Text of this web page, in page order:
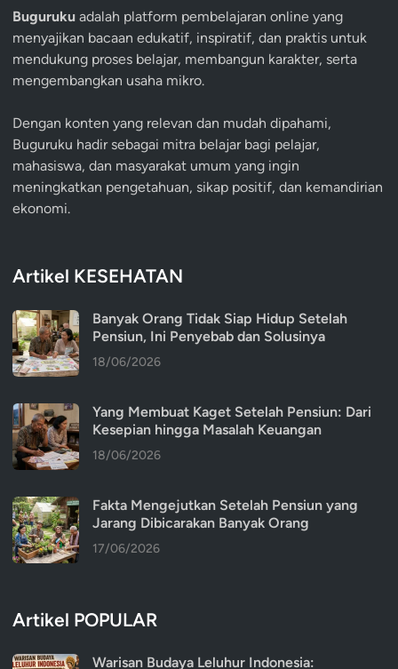
Buguruku adalah platform pembelajaran online yang
menyajikan bacaan edukatif, inspiratif, dan praktis untuk
mendukung proses belajar, membangun karakter, serta
mengembangkan usaha mikro.
Dengan konten yang relevan dan mudah dipahami,
Buguruku hadir sebagai mitra belajar bagi pelajar,
mahasiswa, dan masyarakat umum yang ingin
meningkatkan pengetahuan, sikap positif, dan kemandirian
ekonomi.
Artikel KESEHATAN
Banyak Orang Tidak Siap Hidup Setelah
Pensiun, Ini Penyebab dan Solusinya
18/06/2026
Yang Membuat Kaget Setelah Pensiun: Dari
Kesepian hingga Masalah Keuangan
18/06/2026
Fakta Mengejutkan Setelah Pensiun yang
Jarang Dibicarakan Banyak Orang
17/06/2026
Artikel POPULAR
Warisan Budaya Leluhur Indonesia: